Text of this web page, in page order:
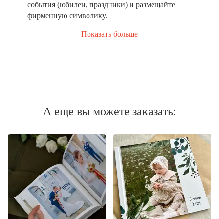
события (юбилеи, праздники) и размещайте
фирменную символику.
Показать больше
А еще вы можете заказать: